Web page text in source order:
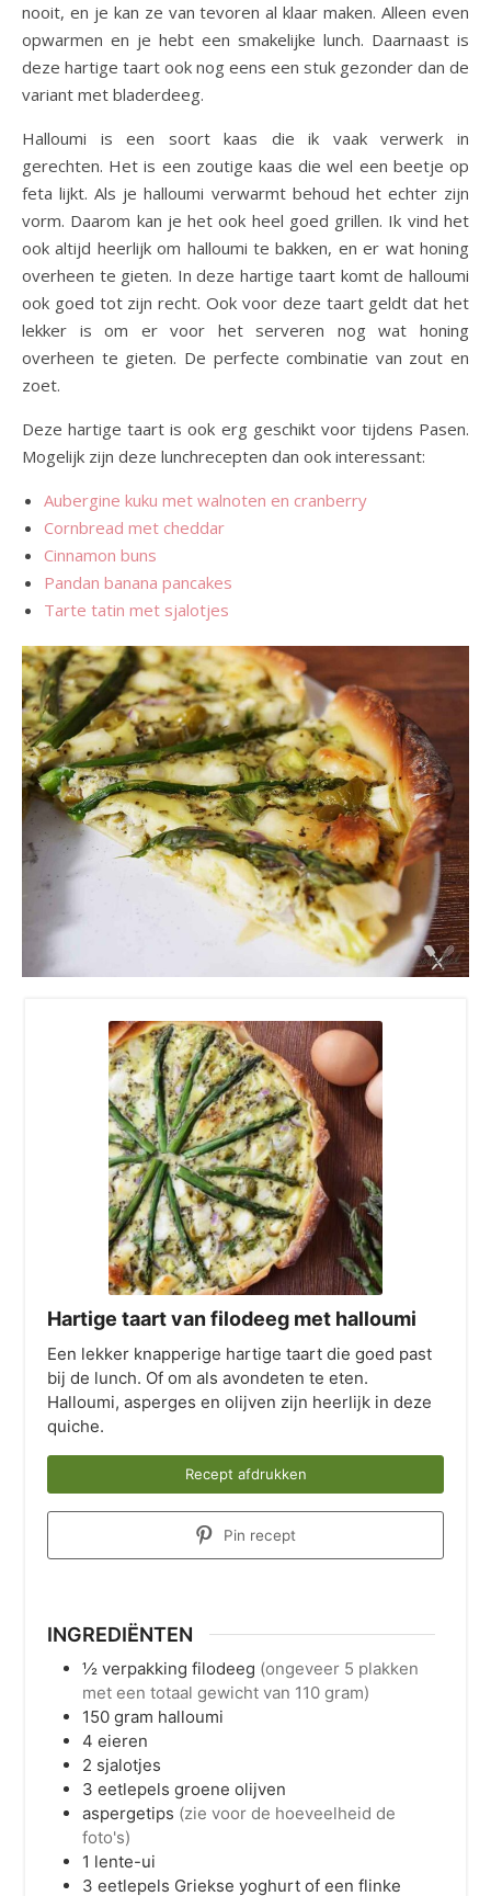
nooit, en je kan ze van tevoren al klaar maken. Alleen even
opwarmen en je hebt een smakelijke lunch. Daarnaast is
deze hartige taart ook nog eens een stuk gezonder dan de
variant met bladerdeeg.
Halloumi is een soort kaas die ik vaak verwerk in
gerechten. Het is een zoutige kaas die wel een beetje op
feta lijkt. Als je halloumi verwarmt behoud het echter zijn
vorm. Daarom kan je het ook heel goed grillen. Ik vind het
ook altijd heerlijk om halloumi te bakken, en er wat honing
overheen te gieten. In deze hartige taart komt de halloumi
ook goed tot zijn recht. Ook voor deze taart geldt dat het
lekker is om er voor het serveren nog wat honing
overheen te gieten. De perfecte combinatie van zout en
zoet.
Deze hartige taart is ook erg geschikt voor tijdens Pasen.
Mogelijk zijn deze lunchrecepten dan ook interessant:
Aubergine kuku met walnoten en cranberry
Cornbread met cheddar
Cinnamon buns
Pandan banana pancakes
Tarte tatin met sjalotjes
Hartige taart van filodeeg met halloumi
Een lekker knapperige hartige taart die goed past
bij de lunch. Of om als avondeten te eten.
Halloumi, asperges en olijven zijn heerlijk in deze
quiche.
Recept afdrukken
Pin recept
INGREDIËNTEN
½ verpakking filodeeg (ongeveer 5 plakken
met een totaal gewicht van 110 gram)
150 gram halloumi
4 eieren
2 sjalotjes
3 eetlepels groene olijven
aspergetips (zie voor de hoeveelheid de
foto's)
1 lente-ui
3 eetlepels Griekse yoghurt of een flinke